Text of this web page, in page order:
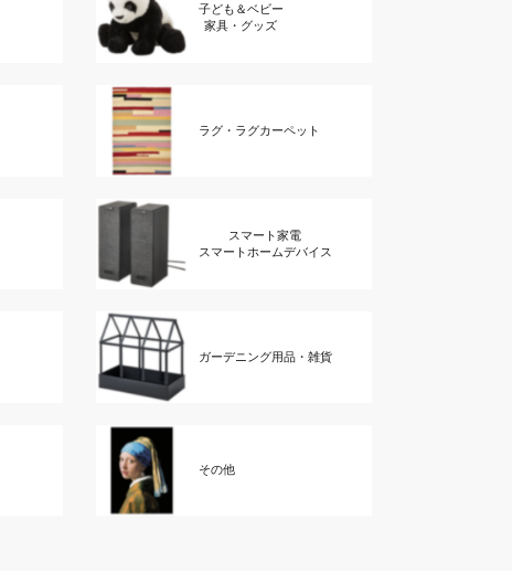
子ども＆ベビー
家具・グッズ
ラグ・ラグカーペット
スマート家電
スマートホームデバイス
ガーデニング用品・雑貨
その他